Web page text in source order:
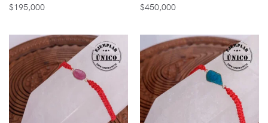
$195,000 $450,000